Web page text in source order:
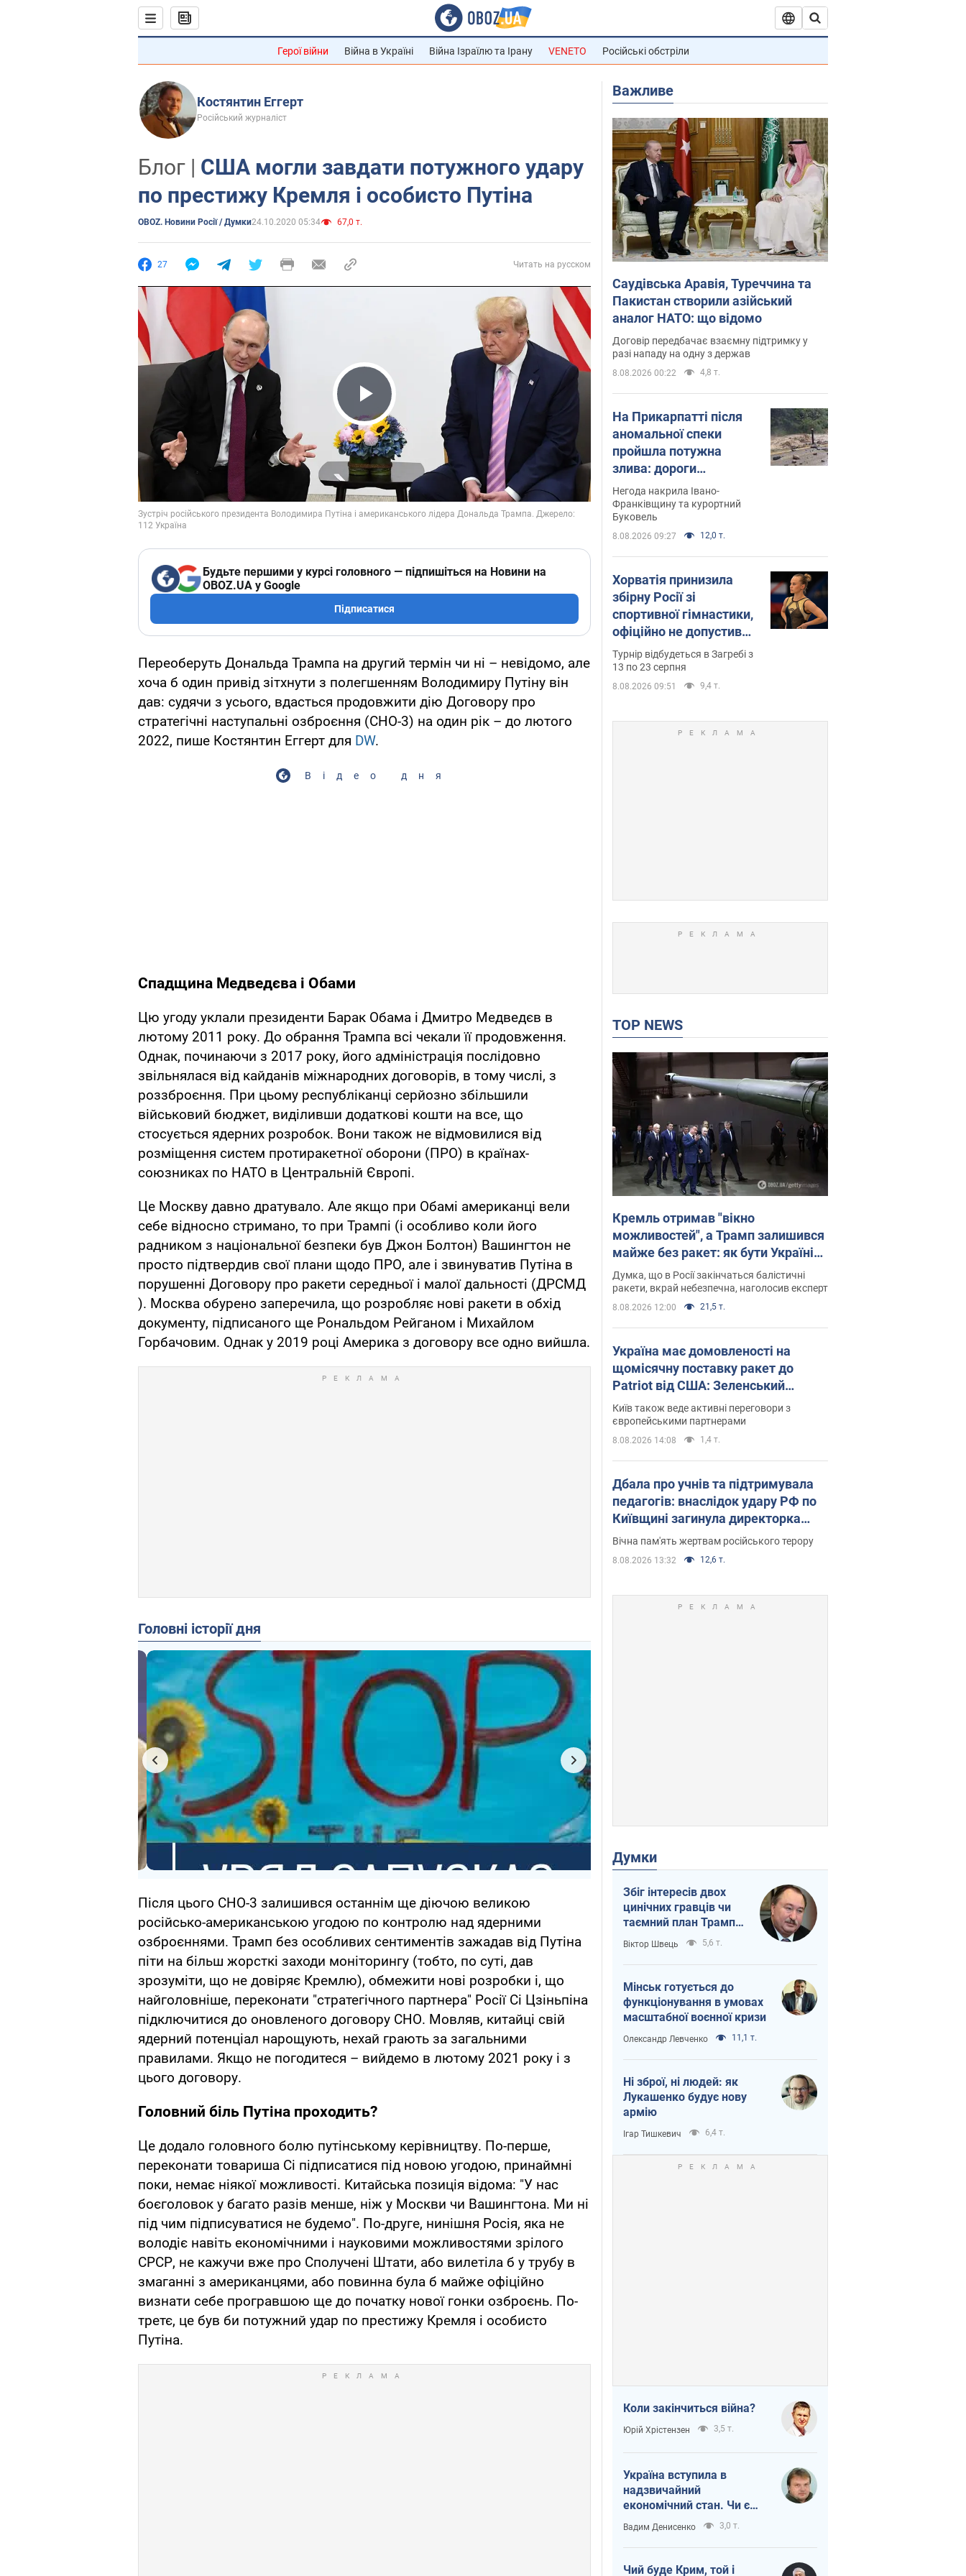
Герої війни Війна в Україні Війна Ізраїлю та Ірану VENETO Російські обстріли
Костянтин Еггерт
Російський журналіст
Блог | США могли завдати потужного удару
по престижу Кремля і особисто Путіна
OBOZ. Новини Росії / Думки24.10.2020 05:34 67,0 т.
27 Читать на русском
Play Video
Будьте першими у курсі головного — підпишіться на Новини на
OBOZ.UA у Google
Підписатися
Переоберуть Дональда Трампа на другий термін чи ні – невідомо, але
хоча б один привід зітхнути з полегшенням Володимиру Путіну він
дав: судячи з усього, вдасться продовжити дію Договору про
стратегічні наступальні озброєння (СНО-3) на один рік – до лютого
2022, пише Костянтин Еггерт для DW.
Відео дня
Спадщина Медведєва і Обами
Цю угоду уклали президенти Барак Обама і Дмитро Медведєв в
лютому 2011 року. До обрання Трампа всі чекали її продовження.
Однак, починаючи з 2017 року, його адміністрація послідовно
звільнялася від кайданів міжнародних договорів, в тому числі, з
роззброєння. При цьому республіканці серйозно збільшили
військовий бюджет, виділивши додаткові кошти на все, що
стосується ядерних розробок. Вони також не відмовилися від
розміщення систем протиракетної оборони (ПРО) в країнах-
союзниках по НАТО в Центральній Європі.
Це Москву давно дратувало. Але якщо при Обамі американці вели
себе відносно стримано, то при Трампі (і особливо коли його
радником з національної безпеки був Джон Болтон) Вашингтон не
просто підтвердив свої плани щодо ПРО, але і звинуватив Путіна в
порушенні Договору про ракети середньої і малої дальності (ДРСМД
). Москва обурено заперечила, що розробляє нові ракети в обхід
документу, підписаного ще Рональдом Рейганом і Михайлом
Горбачовим. Однак у 2019 році Америка з договору все одно вийшла.
Головні історії дня
Після цього СНО-3 залишився останнім ще діючою великою
російсько-американською угодою по контролю над ядерними
озброєннями. Трамп без особливих сентиментів зажадав від Путіна
піти на більш жорсткі заходи моніторингу (тобто, по суті, дав
зрозуміти, що не довіряє Кремлю), обмежити нові розробки і, що
найголовніше, переконати "стратегічного партнера" Росії Сі Цзіньпіна
підключитися до оновленого договору СНО. Мовляв, китайці свій
ядерний потенціал нарощують, нехай грають за загальними
правилами. Якщо не погодитеся – вийдемо в лютому 2021 року і з
цього договору.
Головний біль Путіна проходить?
Це додало головного болю путінському керівництву. По-перше,
переконати товариша Сі підписатися під новою угодою, принаймні
поки, немає ніякої можливості. Китайська позиція відома: "У нас
боєголовок у багато разів менше, ніж у Москви чи Вашингтона. Ми ні
під чим підписуватися не будемо". По-друге, нинішня Росія, яка не
володіє навіть економічними і науковими можливостями зрілого
СРСР, не кажучи вже про Сполучені Штати, або вилетіла б у трубу в
змаганні з американцями, або повинна була б майже офіційно
визнати себе програвшою ще до початку нової гонки озброєнь. По-
третє, це був би потужний удар по престижу Кремля і особисто
Путіна.
Важливе
Саудівська Аравія, Туреччина та
Пакистан створили азійський
аналог НАТО: що відомо
Договір передбачає взаємну підтримку у
разі нападу на одну з держав
8.08.2026 00:22 4,8 т.
На Прикарпатті після
аномальної спеки
пройшла потужна
злива: дороги
перетворились на
річки. Відео
Негода накрила Івано-
Франківщину та курортний
Буковель
8.08.2026 09:27 12,0 т.
Хорватія принизила
збірну Росії зі
спортивної гімнастики,
офіційно не допустивши
до чемпіонату Європи
основних спортсменів
Турнір відбудеться в Загребі з
13 по 23 серпня
8.08.2026 09:51 9,4 т.
TOP NEWS
Кремль отримав "вікно
можливостей", а Трамп залишився
майже без ракет: як бути Україні?
Інтерв’ю з Мельником
Думка, що в Росії закінчаться балістичні
ракети, вкрай небезпечна, наголосив експерт
8.08.2026 12:00 21,5 т.
Україна має домовленості на
щомісячну поставку ракет до
Patriot від США: Зеленський
розкрив подробиці
Київ також веде активні переговори з
європейськими партнерами
8.08.2026 14:08 1,4 т.
Дбала про учнів та підтримувала
педагогів: внаслідок удару РФ по
Київщині загинула директорка
київського ліцею, її чоловік та онук
Вічна пам'ять жертвам російського терору
8.08.2026 13:32 12,6 т.
Думки
Збіг інтересів двох
цинічних гравців чи
таємний план Трампа
і Путіна?
Віктор Швець 5,6 т.
Мінськ готується до
функціонування в умовах
масштабної воєнної кризи
Олександр Левченко 11,1 т.
Ні зброї, ні людей: як
Лукашенко будує нову
армію
Ігар Тишкевич 6,4 т.
Коли закінчиться війна?
Юрій Хрістензен 3,5 т.
Україна вступила в
надзвичайний
економічний стан. Чи є
світло вкінці тунелю?
Вадим Денисенко 3,0 т.
Чий буде Крим, той і